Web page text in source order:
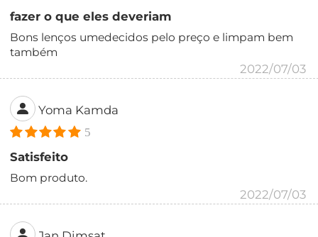
fazer o que eles deveriam
Bons lenços umedecidos pelo preço e limpam bem
também
2022/07/03
Yoma Kamda
5
Satisfeito
Bom produto.
2022/07/03